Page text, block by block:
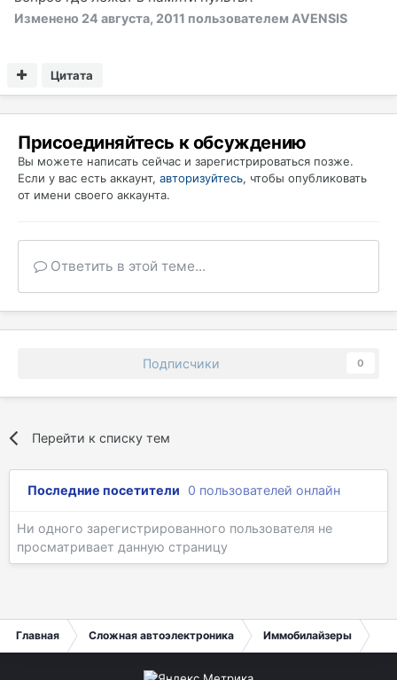
Изменено 24 августа, 2011 пользователем AVENSIS
Цитата
Присоединяйтесь к обсуждению
Вы можете написать сейчас и зарегистрироваться позже.
Если у вас есть аккаунт, авторизуйтесь, чтобы опубликовать
от имени своего аккаунта.
Ответить в этой теме...
Подписчики 0
Перейти к списку тем
Последние посетители 0 пользователей онлайн
Ни одного зарегистрированного пользователя не
просматривает данную страницу
Главная Сложная автоэлектроника Иммобилайзеры